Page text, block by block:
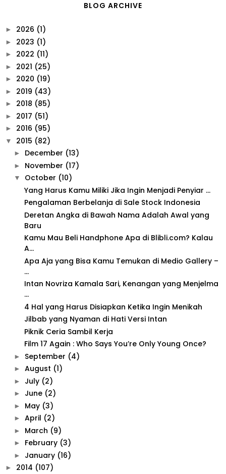
BLOG ARCHIVE
► 2026 (1)
► 2023 (1)
► 2022 (11)
► 2021 (25)
► 2020 (19)
► 2019 (43)
► 2018 (85)
► 2017 (51)
► 2016 (95)
▼ 2015 (82)
► December (13)
► November (17)
▼ October (10)
Yang Harus Kamu Miliki Jika Ingin Menjadi Penyiar ...
Pengalaman Berbelanja di Sale Stock Indonesia
Deretan Angka di Bawah Nama Adalah Awal yang
Baru
Kamu Mau Beli Handphone Apa di Blibli.com? Kalau
A...
Apa Aja yang Bisa Kamu Temukan di Medio Gallery –
...
Intan Novriza Kamala Sari, Kenangan yang Menjelma
...
4 Hal yang Harus Disiapkan Ketika Ingin Menikah
Jilbab yang Nyaman di Hati Versi Intan
Piknik Ceria Sambil Kerja
Film 17 Again : Who Says You’re Only Young Once?
► September (4)
► August (1)
► July (2)
► June (2)
► May (3)
► April (2)
► March (9)
► February (3)
► January (16)
► 2014 (107)